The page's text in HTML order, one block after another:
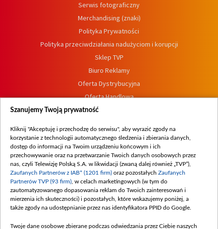
Serwis fotograficzny
Merchandising (znaki)
Polityka Prywatności
Polityka przeciwdziałania nadużyciom i korupcji
Sklep TVP
Biuro Reklamy
Oferta Dystrybucyjna
Oferta Handlowa
Dostępność
Procedura zgłoszeń wewnętrznych
Szanujemy Twoją prywatność
Kliknij "Akceptuję i przechodzę do serwisu", aby wyrazić zgody na
korzystanie z technologii automatycznego śledzenia i zbierania danych,
dostęp do informacji na Twoim urządzeniu końcowym i ich
przechowywanie oraz na przetwarzanie Twoich danych osobowych przez
nas, czyli Telewizję Polską S.A. w likwidacji (zwaną dalej również „TVP”),
Zaufanych Partnerów z IAB* (1201 firm) oraz pozostałych Zaufanych
Partnerów TVP (93 firm) , w celach marketingowych (w tym do
zautomatyzowanego dopasowania reklam do Twoich zainteresowań i
mierzenia ich skuteczności) i pozostałych, które wskazujemy poniżej, a
także zgody na udostępnianie przez nas identyfikatora PPID do Google.
Twoje dane osobowe zbierane podczas odwiedzania przez Ciebie naszych